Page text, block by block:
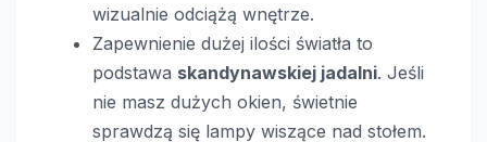
wizualnie odciążą wnętrze.
Zapewnienie dużej ilości światła to
podstawa skandynawskiej jadalni. Jeśli
nie masz dużych okien, świetnie
sprawdzą się lampy wiszące nad stołem.